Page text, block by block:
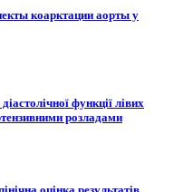
коарктации аорты у
функції лівих
розладами